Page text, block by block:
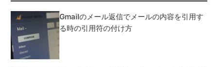
Gmailのメール返信でメールの内容を引用す
る時の引用符の付け方